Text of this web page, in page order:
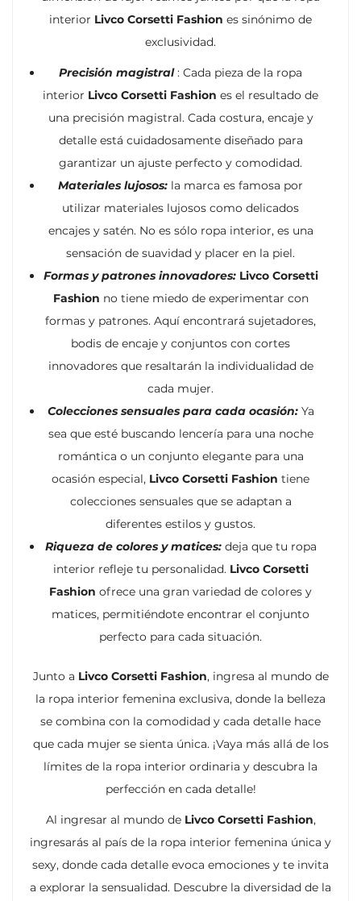
interior Livco Corsetti Fashion es sinónimo de
exclusividad.
Precisión magistral: Cada pieza de la ropa
interior Livco Corsetti Fashion es el resultado de
una precisión magistral. Cada costura, encaje y
detalle está cuidadosamente diseñado para
garantizar un ajuste perfecto y comodidad.
Materiales lujosos: la marca es famosa por
utilizar materiales lujosos como delicados
encajes y satén. No es sólo ropa interior, es una
sensación de suavidad y placer en la piel.
Formas y patrones innovadores:Livco Corsetti
Fashion no tiene miedo de experimentar con
formas y patrones. Aquí encontrará sujetadores,
bodis de encaje y conjuntos con cortes
innovadores que resaltarán la individualidad de
cada mujer.
Colecciones sensuales para cada ocasión:Ya
sea que esté buscando lencería para una noche
romántica o un conjunto elegante para una
ocasión especial, Livco Corsetti Fashion tiene
colecciones sensuales que se adaptan a
diferentes estilos y gustos.
Riqueza de colores y matices:deja que tu ropa
interior refleje tu personalidad.Livco Corsetti
Fashion ofrece una gran variedad de colores y
matices, permitiéndote encontrar el conjunto
perfecto para cada situación.
Junto a Livco Corsetti Fashion, ingresa al mundo de
la ropa interior femenina exclusiva, donde la belleza
se combina con la comodidad y cada detalle hace
que cada mujer se sienta única. ¡Vaya más allá de los
límites de la ropa interior ordinaria y descubra la
perfección en cada detalle!
Al ingresar al mundo deLivco Corsetti Fashion,
ingresarás al país de la ropa interior femenina única y
sexy, donde cada detalle evoca emociones y te invita
a explorar la sensualidad. Descubre la diversidad de la